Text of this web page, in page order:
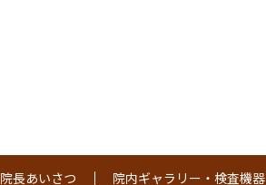
院長あいさつ 院内ギャラリー・検査機器